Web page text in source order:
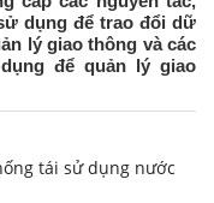
dụng để trao đổi dữ
lý giao thông và các
để quản lý giao
tái sử dụng nước